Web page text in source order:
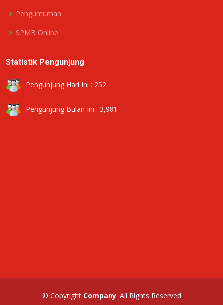
Pengumuman
SPMB Online
Statistik Pengunjung
Pengunjung Hari Ini : 252
Pengunjung Bulan Ini : 3,981
© Copyright Company. All Rights Reserved